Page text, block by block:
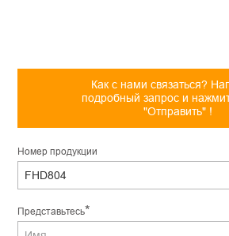
Как с нами связаться?
подробный запрос и
"Отправить" !
Hомер продукции
Представьтесь*